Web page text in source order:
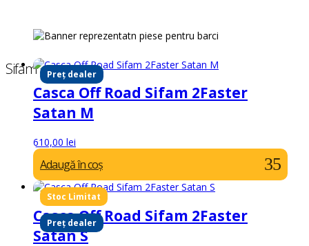
Sifam Preț dealer
Casca Off Road Sifam 2Faster
Satan M
610,00 lei
Adaugă în coș
Preț dealer
Casca Off Road Sifam 2Faster
Satan S